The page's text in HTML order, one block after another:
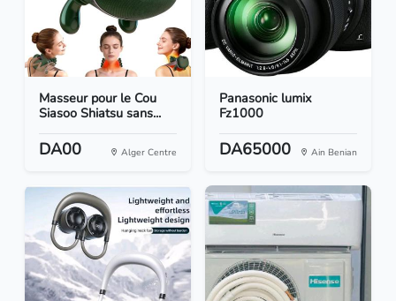
Masseur pour le Cou
Siasoo Shiatsu sans...
DA00 Alger Centre
Panasonic lumix
Fz1000
DA65000 Ain Benian